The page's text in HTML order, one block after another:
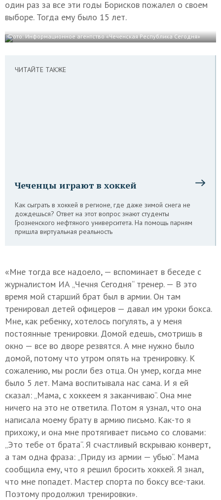
один раз за все эти годы Борисков пожалел о своем
выборе. Тогда ему было 15 лет.
Фото: Информационное агентство «Чеченская Республика Сегодня»
ЧИТАЙТЕ ТАКЖЕ
Чеченцы играют в хоккей
Как сыграть в хоккей в регионе, где даже зимой снега не
дождешься? Ответ на этот вопрос знают студенты
Грозненского нефтяного университета. На помощь парням
пришла виртуальная реальность
«Мне тогда все надоело, — вспоминает в беседе с
журналистом ИА „Чечня Сегодня“ тренер. — В это
время мой старший брат был в армии. Он там
тренировал детей офицеров — давал им уроки бокса.
Мне, как ребенку, хотелось погулять, а у меня
постоянные тренировки. Домой едешь, смотришь в
окно — все во дворе резвятся. А мне нужно было
домой, потому что утром опять на тренировку. К
сожалению, мы росли без отца. Он умер, когда мне
было 5 лет. Мама воспитывала нас сама. И я ей
сказал: „Мама, с хоккеем я заканчиваю“. Она мне
ничего на это не ответила. Потом я узнал, что она
написала моему брату в армию письмо. Как-то я
прихожу, и она мне протягивает письмо со словами:
„Это тебе от брата“. Я счастливый вскрываю конверт,
а там одна фраза: „Приду из армии — убью“. Мама
сообщила ему, что я решил бросить хоккей. Я знал,
что мне попадет. Мастер спорта по боксу все-таки.
Поэтому продолжил тренировки».